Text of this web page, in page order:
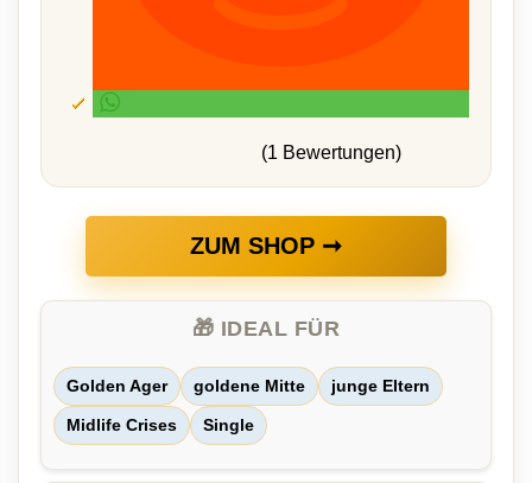
(1 Bewertungen)
ZUM SHOP ➞
🎁 IDEAL FÜR
Golden Ager goldene Mitte junge Eltern
Midlife Crises Single